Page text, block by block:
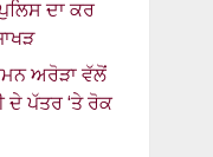
ਦਾ ਕਰ
ਅਰੋੜਾ ਵੱਲੋਂ
ਦੇ ਪੱਤਰ ‘ਤੇ ਰੋਕ